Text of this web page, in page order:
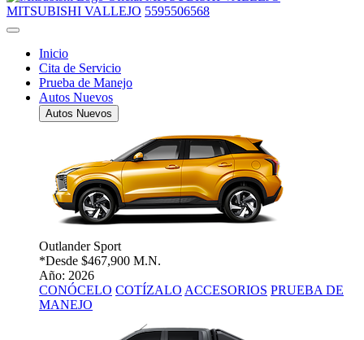
MITSUBISHI VALLEJO 5595506568
Inicio
Cita de Servicio
Prueba de Manejo
Autos Nuevos
Autos Nuevos
Outlander Sport
*Desde $467,900 M.N.
Año: 2026
CONÓCELO COTÍZALO ACCESORIOS PRUEBA DE
MANEJO